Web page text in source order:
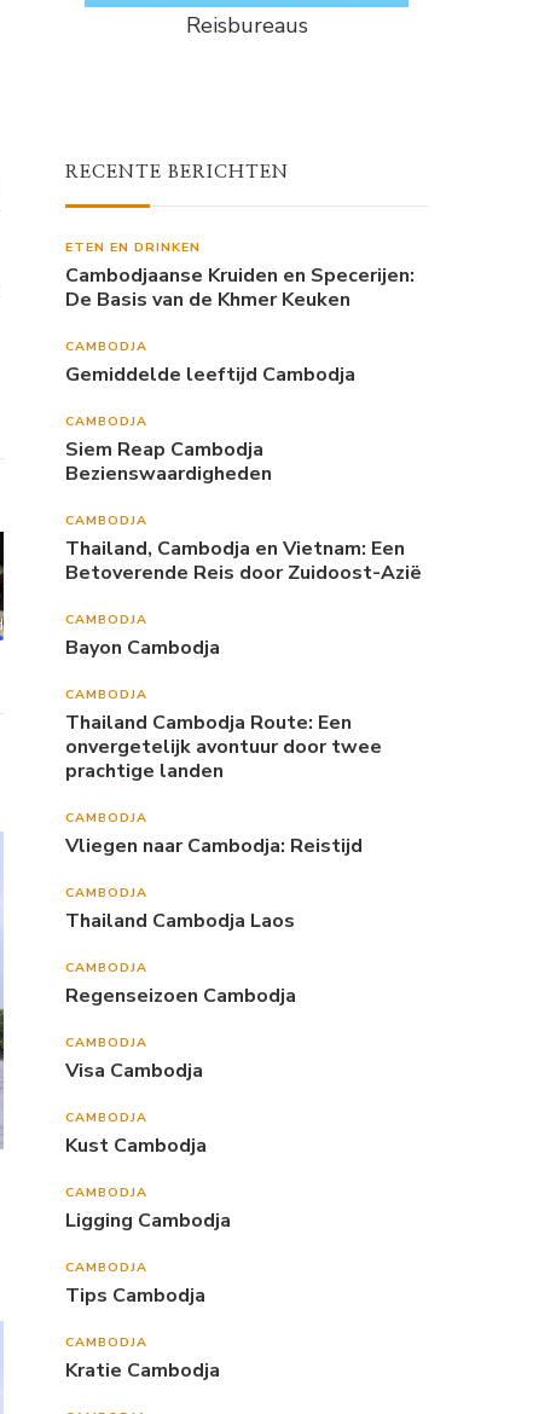
Reisbureaus
RECENTE BERICHTEN
ETEN EN DRINKEN
Cambodjaanse Kruiden en Specerijen:
De Basis van de Khmer Keuken
CAMBODJA
Gemiddelde leeftijd Cambodja
CAMBODJA
Siem Reap Cambodja
Bezienswaardigheden
CAMBODJA
Thailand, Cambodja en Vietnam: Een
Betoverende Reis door Zuidoost-Azië
CAMBODJA
Bayon Cambodja
CAMBODJA
Thailand Cambodja Route: Een
onvergetelijk avontuur door twee
prachtige landen
CAMBODJA
Vliegen naar Cambodja: Reistijd
CAMBODJA
Thailand Cambodja Laos
CAMBODJA
Regenseizoen Cambodja
CAMBODJA
Visa Cambodja
CAMBODJA
Kust Cambodja
CAMBODJA
Ligging Cambodja
CAMBODJA
Tips Cambodja
CAMBODJA
Kratie Cambodja